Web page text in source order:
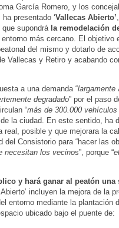
García Romero, y los
presentado ‘Vallecas Abierto’
supondrá la remodelación
entorno más cercano. El objetivo
del mismo y dotarlo de
Vallecas y Retiro y acabando
a una demanda “largamente
degradado” por el paso
“más de 300.000
la ciudad. En este sentido, ha
posible y que mejorara la
Consistorio para “hacer las
necesitan los vecinos”, porque “
y hará ganar al peatón una
incluyen la mejora de la
entorno mediante la plantación
ubicado bajo el puente de: